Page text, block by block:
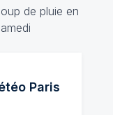
Paris